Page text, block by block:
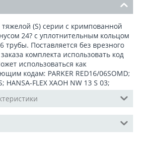
(S) серии c кримпованной
24? с уплотнительным кольцом
трубы. Поставляется без врезного
комплекта использовать код
использоваться как
кодам: PARKER RED16/06SOMD;
HANSA-FLEX XAOH NW 13 S 03;